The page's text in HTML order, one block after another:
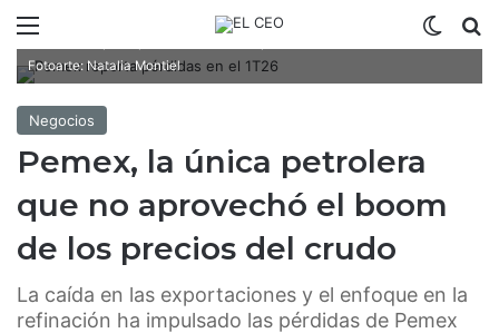
Fotoarte: Natalia Montiel
Negocios
Pemex, la única petrolera
que no aprovechó el boom
de los precios del crudo
La caída en las exportaciones y el enfoque en la
refinación ha impulsado las pérdidas de Pemex